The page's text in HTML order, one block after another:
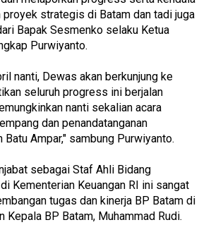
proyek strategis di Batam dan tadi juga
Bapak Sesmenko selaku Ketua
Purwiyanto.
nanti, Dewas akan berkunjung ke
seluruh progress ini berjalan
nanti sekalian acara
dan penandatanganan
Batu Ampar," sambung Purwiyanto.
sebagai Staf Ahli Bidang
Kementerian Keuangan RI ini sangat
tugas dan kinerja BP Batam di
Kepala BP Batam, Muhammad Rudi.